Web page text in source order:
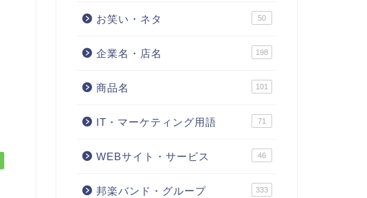
お笑い・ネタ 50
企業名・店名 198
商品名 101
IT・マーケティング用語 71
WEBサイト・サービス 46
邦楽バンド・グループ 333